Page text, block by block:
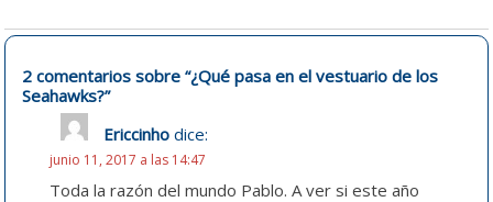
2 comentarios sobre “¿Qué pasa en el vestuario de los
Seahawks?”
Ericcinho dice:
junio 11, 2017 a las 14:47
Toda la razón del mundo Pablo. A ver si este año